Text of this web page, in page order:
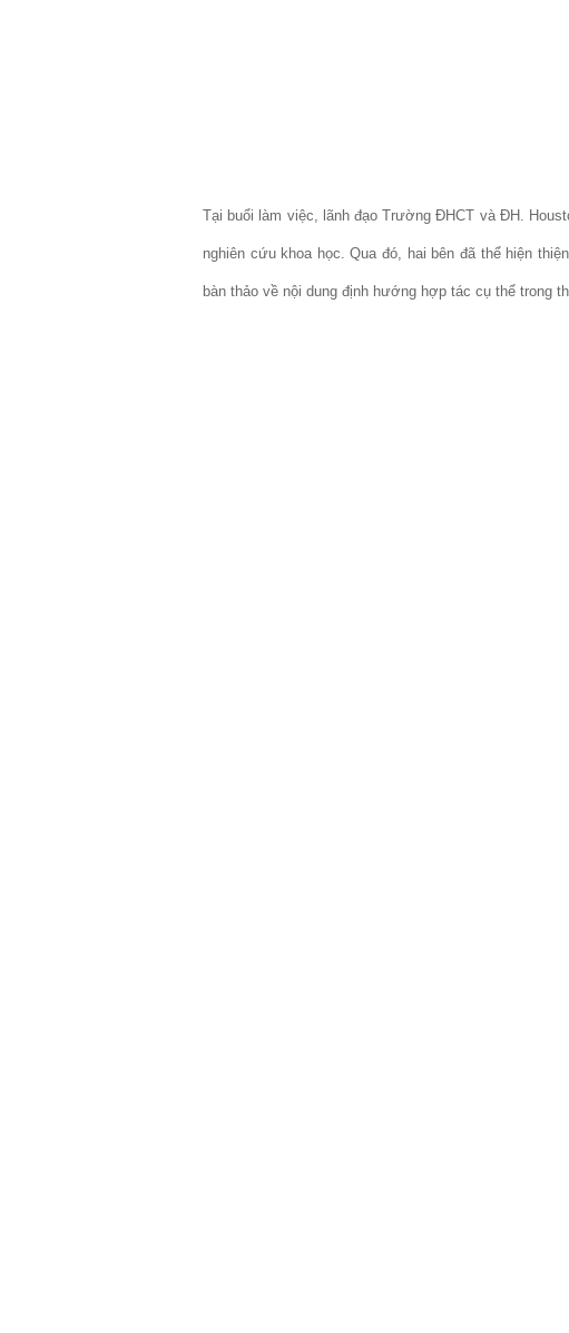
Tại buổi làm việc, lãnh đạo Trường ĐHCT và ĐH.
nghiên cứu khoa học. Qua đó, hai bên đã thể hiện
bàn thảo về nội dung định hướng hợp tác cụ thể trong